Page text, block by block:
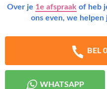
Over je 1e afspraak of heb
ons even, we helpen
BEL
WHATSAPP